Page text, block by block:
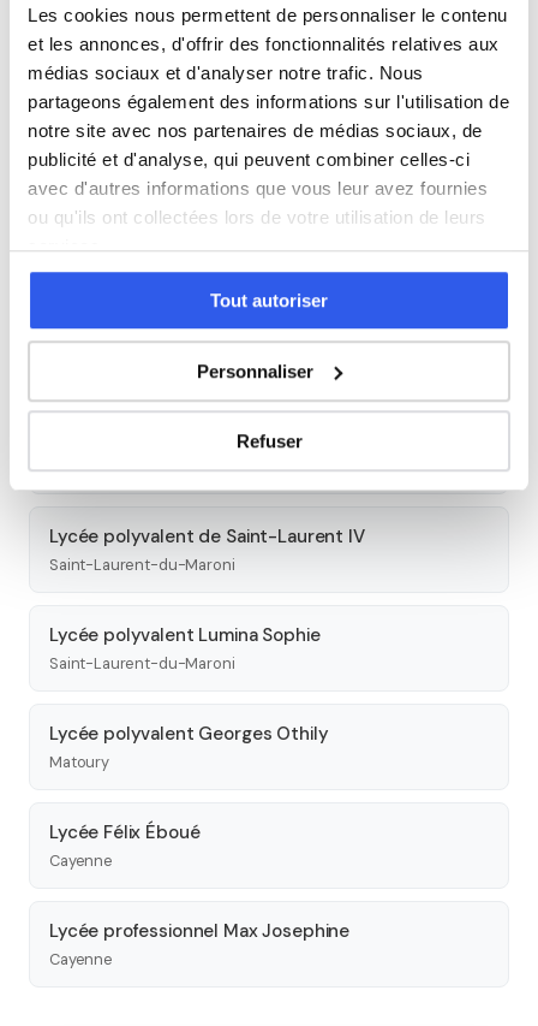
Les cookies nous permettent de personnaliser le contenu
et les annonces, d'offrir des fonctionnalités relatives aux
médias sociaux et d'analyser notre trafic. Nous
partageons également des informations sur l'utilisation de
notre site avec nos partenaires de médias sociaux, de
publicité et d'analyse, qui peuvent combiner celles-ci
avec d'autres informations que vous leur avez fournies
ou qu'ils ont collectées lors de votre utilisation de leurs
services.
Tout autoriser
Personnaliser
Refuser
Espagnol
Allemand
Cours par niveau
Seconde Première Terminale
Autres lycées à proximité
Section d'enseignement professionnel Bertène
Saint-Laurent-du-Maroni
Lycée polyvalent de Saint-Laurent IV
Saint-Laurent-du-Maroni
Lycée polyvalent Lumina Sophie
Saint-Laurent-du-Maroni
Lycée polyvalent Georges Othily
Matoury
Lycée Félix Éboué
Cayenne
Lycée professionnel Max Josephine
Cayenne